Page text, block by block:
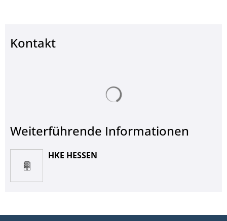
Kontakt
Weiterführende Informationen
HKE HESSEN